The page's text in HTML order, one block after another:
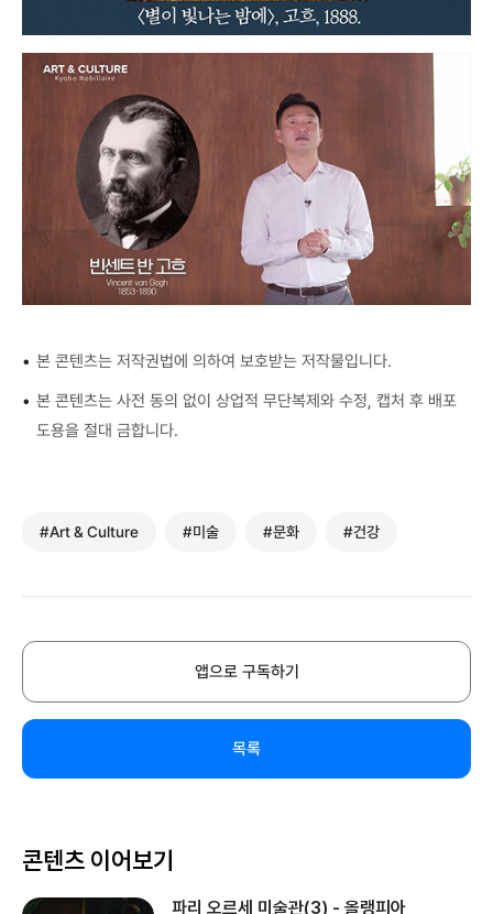
• 본 콘텐츠는 저작권법에 의하여 보호받는 저작물입니다.
• 본 콘텐츠는 사전 동의 없이 상업적 무단복제와 수정, 캡처 후 배포
도용을 절대 금합니다.
#Art & Culture #미술 #문화 #건강
앱으로 구독하기
목록
콘텐츠 이어보기
파리 오르세 미술관(3) - 올랭피아